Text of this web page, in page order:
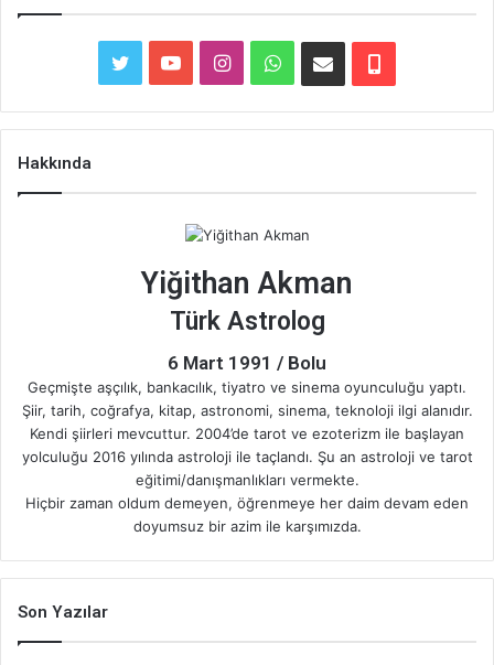
TwitterYouTubeInstagramWhatsApp
E-
Posta
Telefon
Hakkında
Yiğithan Akman
Türk Astrolog
6 Mart 1991 / Bolu
Geçmişte aşçılık, bankacılık, tiyatro ve sinema oyunculuğu yaptı.
Şiir, tarih, coğrafya, kitap, astronomi, sinema, teknoloji ilgi alanıdır.
Kendi şiirleri mevcuttur. 2004’de tarot ve ezoterizm ile başlayan
yolculuğu 2016 yılında astroloji ile taçlandı. Şu an astroloji ve tarot
eğitimi/danışmanlıkları vermekte.
Hiçbir zaman oldum demeyen, öğrenmeye her daim devam eden
doyumsuz bir azim ile karşımızda.
Son Yazılar